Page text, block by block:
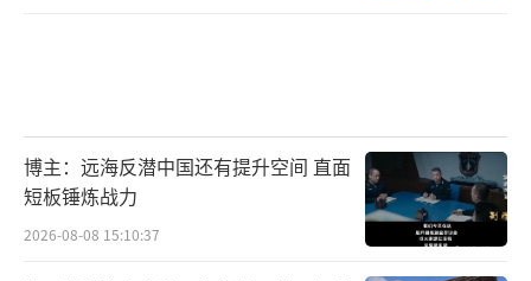
博主：远海反潜中国还有提升空间 直面
短板锤炼战力
2026-08-08 15:10:37